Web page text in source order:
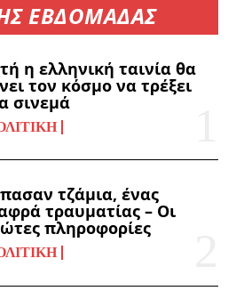
ΕΒΔΟΜΑΔΑΣ
η ελληνική ταινία θα
τον κόσμο να τρέξει
σινεμά
τζάμια, ένας
τραυματίας – Οι
πληροφορίες